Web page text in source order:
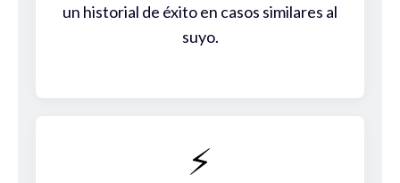
un historial de éxito en casos similares al
suyo.
⚡